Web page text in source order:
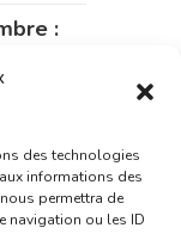
des technologies
informations des
permettra de
navigation ou les ID
:
(La